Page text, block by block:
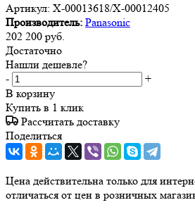
Артикул: X-00013618/X-00012405
Производитель: Panasonic
202 200 руб.
Достаточно
Нашли дешевле?
-
+
В корзину
Купить в 1 клик
Рассчитать доставку
Поделиться
Цена действительна только для
отличаться от цен в розничных